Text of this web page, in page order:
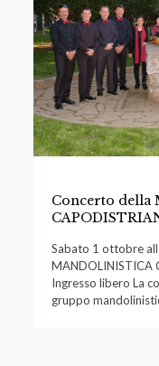
Concerto della
Sabato 1 ottobre
MANDOLINISTICA
Ingresso libero La
gruppo